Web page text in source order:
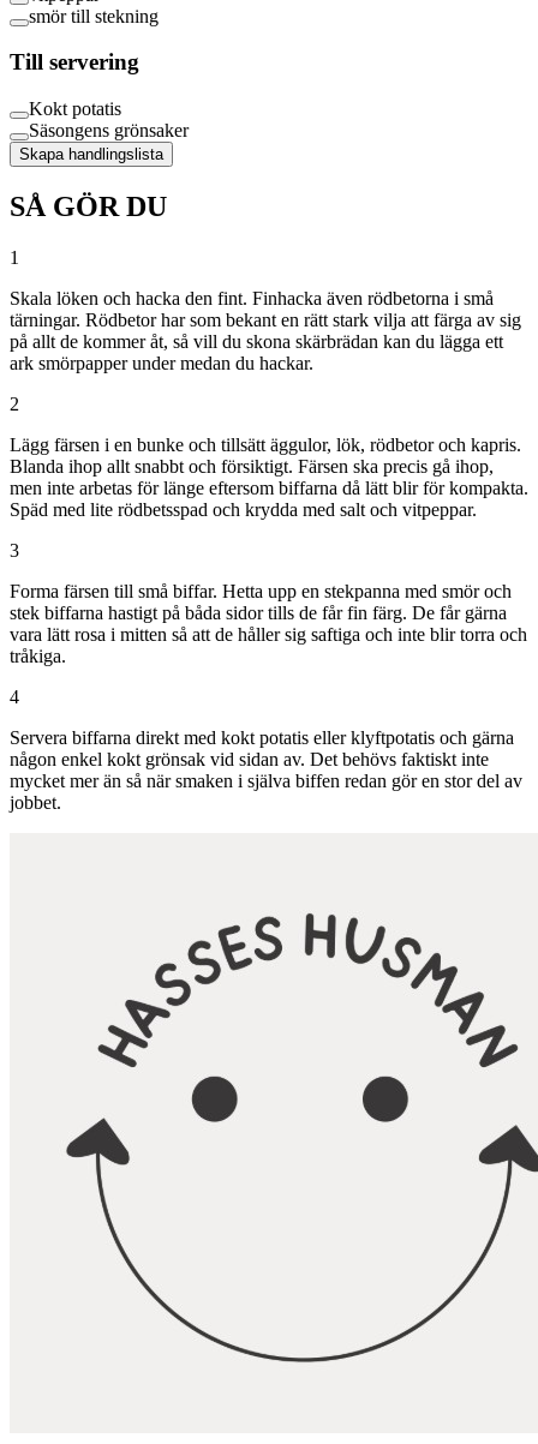
smör till stekning
Till servering
Kokt potatis
Säsongens grönsaker
Skapa handlingslista
SÅ GÖR DU
1
Skala löken och hacka den fint. Finhacka även rödbetorna i små
tärningar. Rödbetor har som bekant en rätt stark vilja att färga av sig
på allt de kommer åt, så vill du skona skärbrädan kan du lägga ett
ark smörpapper under medan du hackar.
2
Lägg färsen i en bunke och tillsätt äggulor, lök, rödbetor och kapris.
Blanda ihop allt snabbt och försiktigt. Färsen ska precis gå ihop,
men inte arbetas för länge eftersom biffarna då lätt blir för kompakta.
Späd med lite rödbetsspad och krydda med salt och vitpeppar.
3
Forma färsen till små biffar. Hetta upp en stekpanna med smör och
stek biffarna hastigt på båda sidor tills de får fin färg. De får gärna
vara lätt rosa i mitten så att de håller sig saftiga och inte blir torra och
tråkiga.
4
Servera biffarna direkt med kokt potatis eller klyftpotatis och gärna
någon enkel kokt grönsak vid sidan av. Det behövs faktiskt inte
mycket mer än så när smaken i själva biffen redan gör en stor del av
jobbet.